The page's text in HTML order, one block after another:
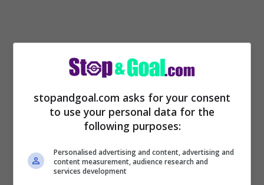
stopandgoal.com asks for your consent
to use your personal data for the
following purposes:
Personalised advertising and content, advertising and
content measurement, audience research and
services development